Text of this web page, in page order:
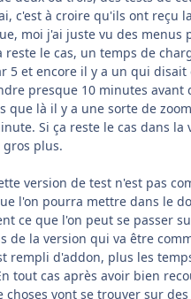
c'est à croire qu'ils ont reçu
moi j'ai juste vu des menus
reste le cas, un temps de
5 et encore il y a un qui disait
presque 10 minutes avant
que là il y a une sorte de
Si ça reste le cas dans la
plus.
version de test n'est pas
l'on pourra mettre dans le
ce que l'on peut se passer
de la version qui va être
rempli d'addon, plus les
tout cas après avoir bien
choses vont se trouver sur